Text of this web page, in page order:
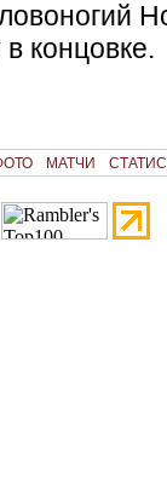
концовке.
МАТЧИ